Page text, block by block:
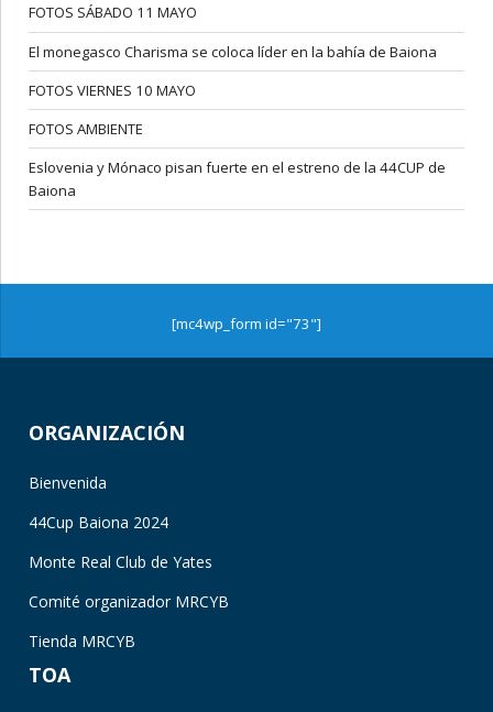
FOTOS SÁBADO 11 MAYO
El monegasco Charisma se coloca líder en la bahía de Baiona
FOTOS VIERNES 10 MAYO
FOTOS AMBIENTE
Eslovenia y Mónaco pisan fuerte en el estreno de la 44CUP de
Baiona
[mc4wp_form id="73"]
ORGANIZACIÓN
Bienvenida
44Cup Baiona 2024
Monte Real Club de Yates
Comité organizador MRCYB
Tienda MRCYB
TOA